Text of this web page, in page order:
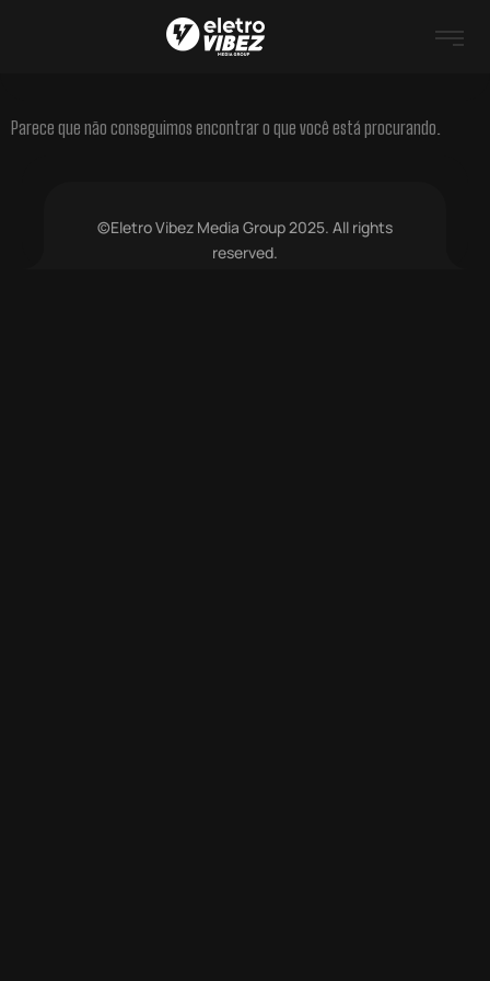
Parece que não conseguimos encontrar o que você está procurando.
©Eletro Vibez Media Group 2025. All rights
reserved.